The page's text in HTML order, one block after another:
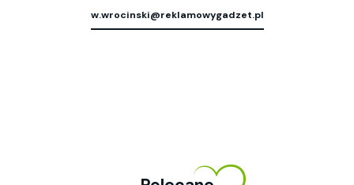
w.wrocinski@reklamowygadzet.pl